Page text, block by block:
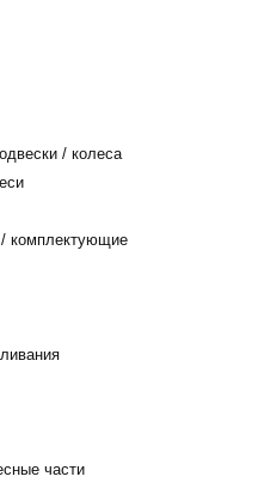
/ колеса
/ комплектующие
части